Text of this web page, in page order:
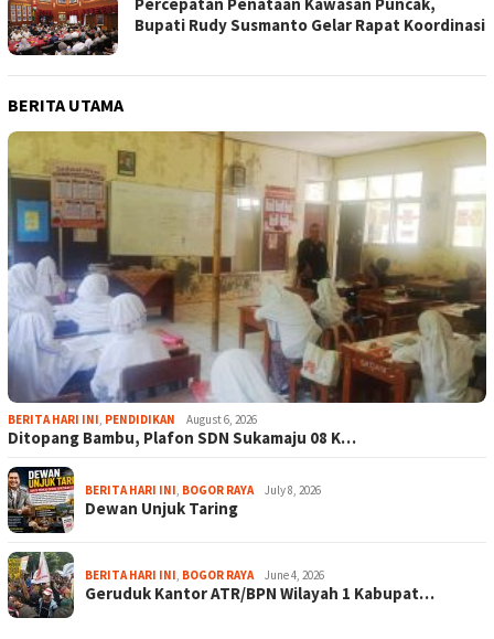
Bupati Rudy Susmanto Gelar Rapat Koordinasi
BERITA UTAMA
BERITA HARI INI, PENDIDIKAN August 6, 2026
Ditopang Bambu, Plafon SDN Sukamaju 08 K…
BERITA HARI INI, BOGOR RAYA July 8, 2026
Dewan Unjuk Taring
BERITA HARI INI, BOGOR RAYA June 4, 2026
Geruduk Kantor ATR/BPN Wilayah 1 Kabupat…